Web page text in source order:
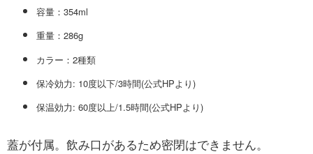
容量：354ml
重量：286g
カラー：2種類
保冷効力: 10度以下/3時間(公式HPより)
保温効力: 60度以上/1.5時間(公式HPより)
蓋が付属。飲み口があるため密閉はできません。